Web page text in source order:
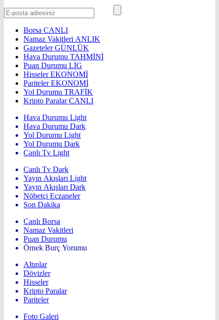
Borsa CANLI
Namaz Vakitleri ANLIK
GazetelerGÜNLÜK
Hava Durumu TAHMİNİ
Puan Durumu LİG
HisselerEKONOMİ
ParitelerEKONOMİ
Yol Durumu TRAFİK
Kripto ParalarCANLI
Hava Durumu Light
Hava Durumu Dark
Yol Durumu Light
Yol Durumu Dark
Canlı Tv Light
Canlı Tv Dark
Yayın Akışları Light
Yayın Akışları Dark
Nöbetçi Eczaneler
Son Dakika
Canlı Borsa
Namaz Vakitleri
Puan Durumu
Örnek Burç Yorumu
Altınlar
Dövizler
Hisseler
Kripto Paralar
Pariteler
Foto Galeri